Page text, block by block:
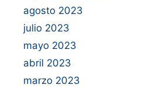
agosto 2023
julio 2023
mayo 2023
abril 2023
marzo 2023